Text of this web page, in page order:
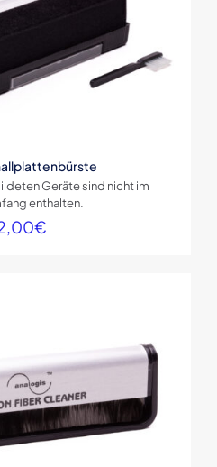
Geräte sind nicht im
enthalten.
€